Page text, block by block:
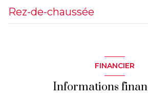
Rez-de-chaussée
FINANCIER
Informations